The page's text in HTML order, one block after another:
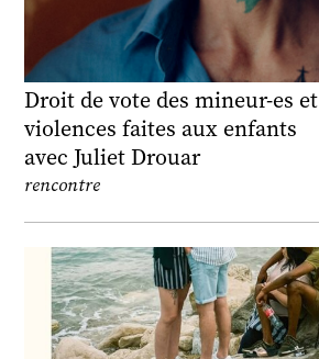
Droit de vote des mineur-es et
violences faites aux enfants
avec Juliet Drouar
rencontre